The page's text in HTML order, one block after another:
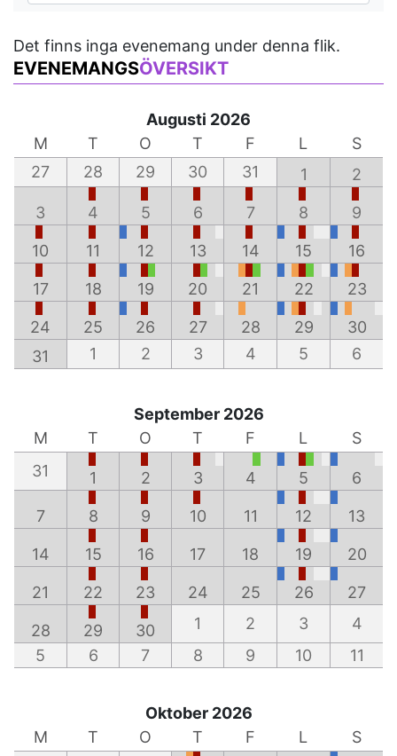
Det finns inga evenemang under denna flik.
EVENEMANGSÖVERSIKT
Augusti 2026
M
T O T F L
S
27
28 29 30 31 1 2
3 4 5 6 7 8 9
10 11 12 13 14 15 16
17 18 19 20 21 22 23
24 25 26 27 28 29
30
31
1 2 3 4 5 6
September 2026
M
T O T F L
S
31
1 2 3 4 5 6
7 8 9 10 11 12 13
14 15 16 17 18 19 20
21 22 23 24 25 26 27
28 29 30 1 2 3
4
5
6 7 8 9 10 11
Oktober 2026
M
T O T F L
S